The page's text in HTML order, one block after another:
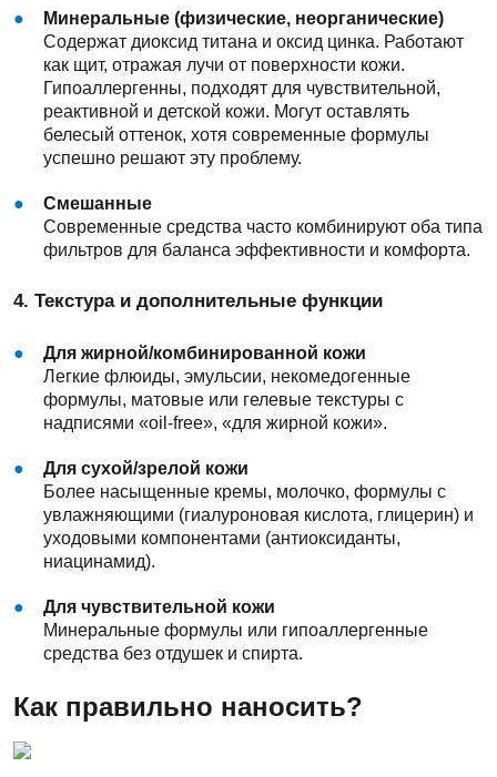
Минеральные (физические, неорганические)
Содержат диоксид титана и оксид цинка. Работают
как щит, отражая лучи от поверхности кожи.
Гипоаллергенны, подходят для чувствительной,
реактивной и детской кожи. Могут оставлять
белесый оттенок, хотя современные формулы
успешно решают эту проблему.
Смешанные
Современные средства часто комбинируют оба типа
фильтров для баланса эффективности и комфорта.
4. Текстура и дополнительные функции
Для жирной/комбинированной кожи
Легкие флюиды, эмульсии, некомедогенные
формулы, матовые или гелевые текстуры с
надписями «oil-free», «для жирной кожи».
Для сухой/зрелой кожи
Более насыщенные кремы, молочко, формулы с
увлажняющими (гиалуроновая кислота, глицерин) и
уходовыми компонентами (антиоксиданты,
ниацинамид).
Для чувствительной кожи
Минеральные формулы или гипоаллергенные
средства без отдушек и спирта.
Как правильно наносить?